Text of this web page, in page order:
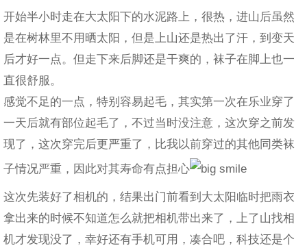
开始半小时走在大太阳下的水泥路上，很热，进山后虽然
是在树林里不用晒太阳，但是上山还是热出了汗，到变天
后才好一点。但走下来后脚还是干爽的，袜子在脚上也一
直很舒服。
感觉不足的一点，特别容易起毛，其实第一次在乐业穿了
一天后就有部位起毛了，不过当时没注意，这次穿之前发
现了，这次穿完后更严重了，比我以前穿过的其他同类袜
子情况严重，因此对其寿命有点担心
这次先装好了相机的，结果出门前看到大太阳临时把雨衣
拿出来的时候不知道怎么就把相机带出来了，上了山找相
机才发现没了，幸好还有手机可用，凑合吧，科技还是个